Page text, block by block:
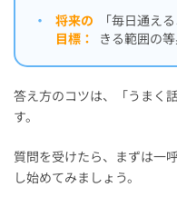
・
将来の
目標：
「毎日通え
きる範囲の
答え方のコツは、「うまく
す。
質問を受けたら、まずは一
し始めてみましょう。